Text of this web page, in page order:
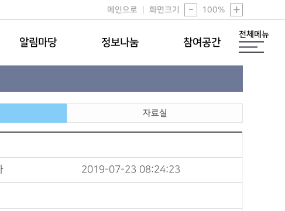
메인으로 화면크기 - 100% +
알림마당 정보나눔 참여공간
전체메뉴
자료실
2019-07-23 08:24:23